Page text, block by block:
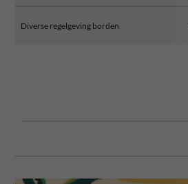
Diverse regelgeving borden